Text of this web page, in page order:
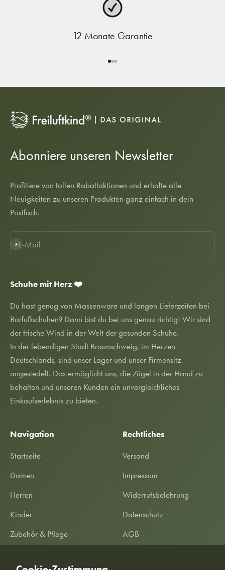
12 Monate Garantie
Abonniere unseren Newsletter
Profitiere von tollen Rabattaktionen und erhalte alle
Neuigkeiten zu unseren Produkten ganz einfach in dein
Postfach.
E-Mail
Abonnieren
Schuhe mit Herz ❤️
Du hast genug von Massenware und langen Lieferzeiten bei
Barfußschuhen? Dann bist du bei uns genau richtig! Wir sind
der frische Wind in der Welt der gesunden Schuhe.
In der lebendigen Stadt Braunschweig, im Herzen
Deutschlands, sind unser Lager und unser Firmensitz
angesiedelt. Das ermöglicht uns, die Zügel in der Hand zu
behalten und unseren Kunden ein unvergleichliches
Einkaufserlebnis zu bieten.
Navigation
Startseite
Damen
Herren
Kinder
Zubehör & Pflege
Rechtliches
Versand
Impressum
Widerrufsbelehrung
Datenschutz
AGB